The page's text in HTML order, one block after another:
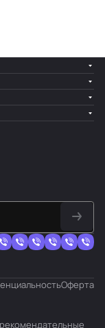
Оферта
рекомендательные